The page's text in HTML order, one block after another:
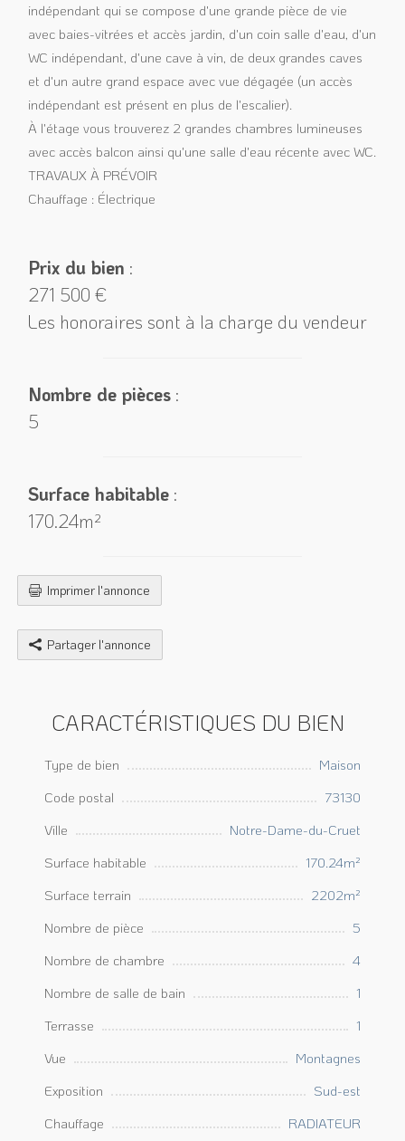
indépendant qui se compose d'une grande pièce de vie
avec baies-vitrées et accès jardin, d'un coin salle d'eau, d'un
WC indépendant, d'une cave à vin, de deux grandes caves
et d'un autre grand espace avec vue dégagée (un accès
indépendant est présent en plus de l'escalier).
À l'étage vous trouverez 2 grandes chambres lumineuses
avec accès balcon ainsi qu'une salle d'eau récente avec WC.
TRAVAUX À PRÉVOIR
Chauffage : Électrique
Prix du bien :
271 500 €
Les honoraires sont à la charge du vendeur
Nombre de pièces:
5
Surface habitable:
170.24m²
Imprimer l'annonce
Partager l'annonce
CARACTÉRISTIQUES DU BIEN
Type de bien
Maison
Code postal
73130
Ville
Notre-Dame-du-Cruet
Surface habitable
170.24m²
Surface terrain
2202m²
Nombre de pièce
5
Nombre de chambre
4
Nombre de salle de bain
1
Terrasse
1
Vue
Montagnes
Exposition
Sud-est
Chauffage
RADIATEUR